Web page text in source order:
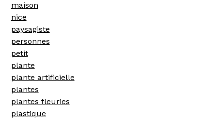
maison
nice
paysagiste
personnes
petit
plante
plante artificielle
plantes
plantes fleuries
plastique